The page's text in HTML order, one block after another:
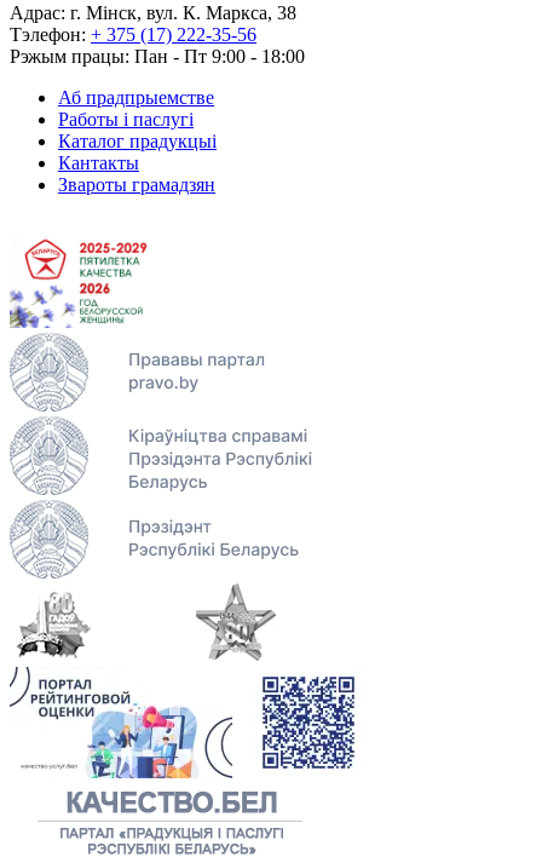
Адрас: г. Мінск, вул. К. Маркса, 38
Тэлефон: + 375 (17) 222-35-56
Рэжым працы: Пан - Пт 9:00 - 18:00
Аб прадпрыемстве
Работы і паслугі
Каталог прадукцыі
Кантакты
Звароты грамадзян